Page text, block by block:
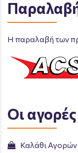
Η παραλαβή των
Οι
Καλάθι Αγορών